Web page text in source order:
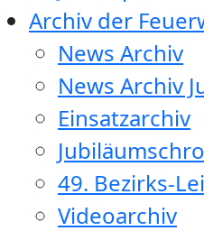
Archiv der
News Archiv
News Archiv
Einsatzarchiv
49. Bezirks-
Videoarchiv